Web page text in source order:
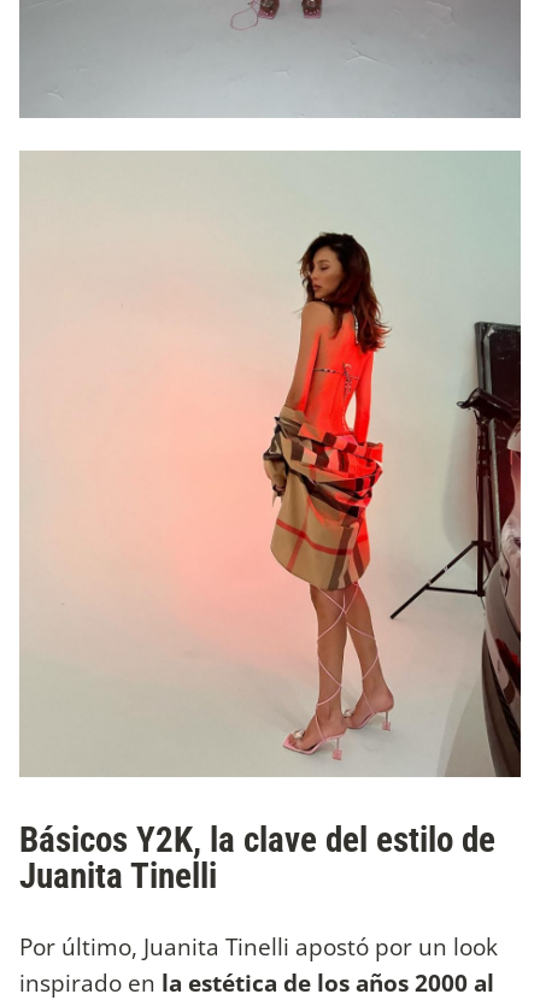
Básicos Y2K, la clave del estilo de
Juanita Tinelli
Por último, Juanita Tinelli apostó por un look
inspirado en la estética de los años 2000 al